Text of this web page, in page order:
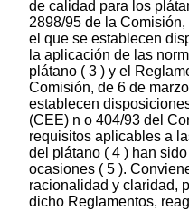
de calidad para los
2898/95 de la
el que se establecen
la aplicación de las
plátano ( 3 ) y el
Comisión, de 6 de
establecen
(CEE) n o 404/93 del
requisitos aplicables a
del plátano ( 4 ) han
ocasiones ( 5 ).
racionalidad y claridad,
dicho Reglamentos,